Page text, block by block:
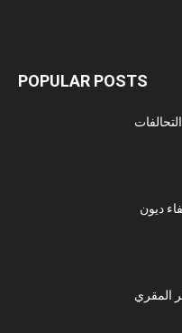
POPULAR POSTS
ديون
المقري